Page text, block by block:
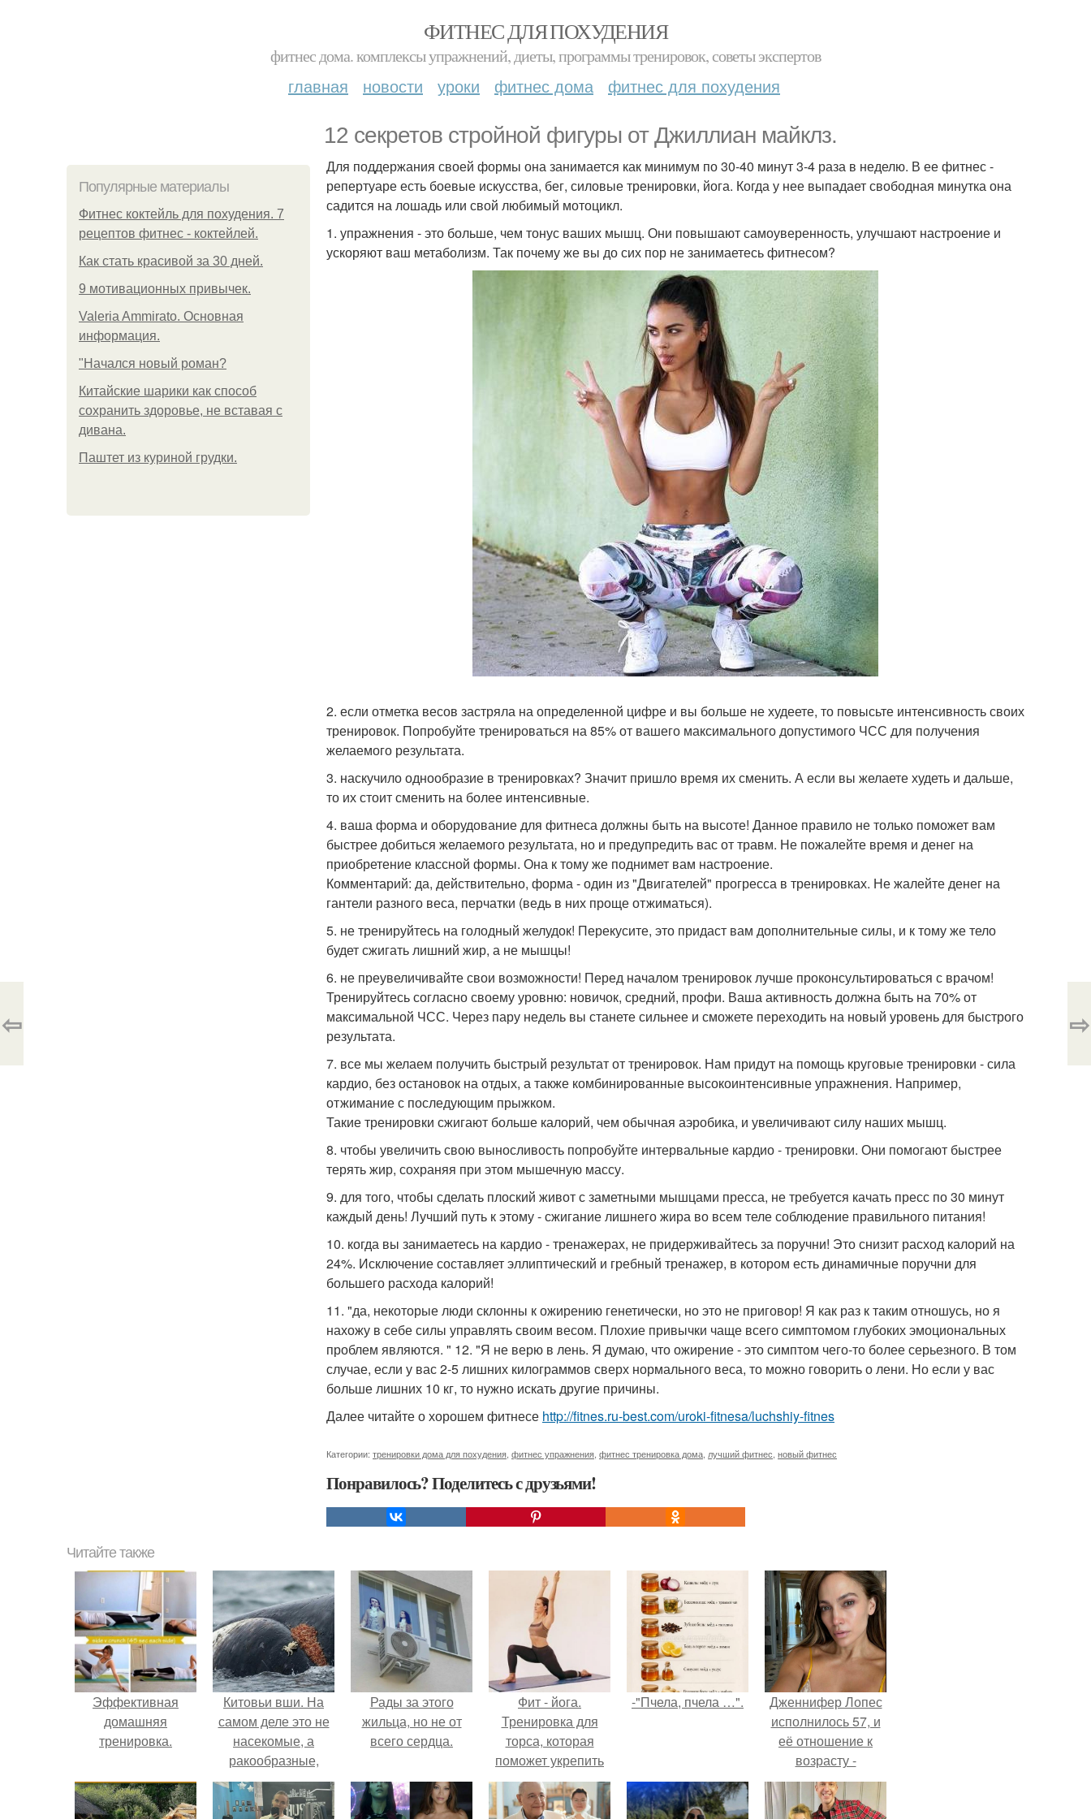
ФИТНЕС ДЛЯ ПОХУДЕНИЯ
фитнес дома. комплексы упражнений, диеты, программы тренировок, советы экспертов
главная новости уроки фитнес дома фитнес для похудения
12 секретов стройной фигуры от Джиллиан майклз.
Популярные материалы
Фитнес коктейль для похудения. 7
рецептов фитнес - коктейлей.
Как стать красивой за 30 дней.
9 мотивационных привычек.
Valeria Ammirato. Основная
информация.
"Начался новый роман?
Китайские шарики как способ
сохранить здоровье, не вставая с
дивана.
Паштет из куриной грудки.
Для поддержания своей формы она занимается как минимум по 30-40 минут 3-4 раза в неделю. В ее фитнес -
репертуаре есть боевые искусства, бег, силовые тренировки, йога. Когда у нее выпадает свободная минутка она
садится на лошадь или свой любимый мотоцикл.
1. упражнения - это больше, чем тонус ваших мышц. Они повышают самоуверенность, улучшают настроение и
ускоряют ваш метаболизм. Так почему же вы до сих пор не занимаетесь фитнесом?
2. если отметка весов застряла на определенной цифре и вы больше не худеете, то повысьте интенсивность своих
тренировок. Попробуйте тренироваться на 85% от вашего максимального допустимого ЧСС для получения
желаемого результата.
3. наскучило однообразие в тренировках? Значит пришло время их сменить. А если вы желаете худеть и дальше,
то их стоит сменить на более интенсивные.
4. ваша форма и оборудование для фитнеса должны быть на высоте! Данное правило не только поможет вам
быстрее добиться желаемого результата, но и предупредить вас от травм. Не пожалейте время и денег на
приобретение классной формы. Она к тому же поднимет вам настроение.
Комментарий: да, действительно, форма - один из "Двигателей" прогресса в тренировках. Не жалейте денег на
гантели разного веса, перчатки (ведь в них проще отжиматься).
5. не тренируйтесь на голодный желудок! Перекусите, это придаст вам дополнительные силы, и к тому же тело
будет сжигать лишний жир, а не мышцы!
6. не преувеличивайте свои возможности! Перед началом тренировок лучше проконсультироваться с врачом!
Тренируйтесь согласно своему уровню: новичок, средний, профи. Ваша активность должна быть на 70% от
максимальной ЧСС. Через пару недель вы станете сильнее и сможете переходить на новый уровень для быстрого
результата.
7. все мы желаем получить быстрый результат от тренировок. Нам придут на помощь круговые тренировки - сила
кардио, без остановок на отдых, а также комбинированные высокоинтенсивные упражнения. Например,
отжимание с последующим прыжком.
Такие тренировки сжигают больше калорий, чем обычная аэробика, и увеличивают силу наших мышц.
8. чтобы увеличить свою выносливость попробуйте интервальные кардио - тренировки. Они помогают быстрее
терять жир, сохраняя при этом мышечную массу.
9. для того, чтобы сделать плоский живот с заметными мышцами пресса, не требуется качать пресс по 30 минут
каждый день! Лучший путь к этому - сжигание лишнего жира во всем теле соблюдение правильного питания!
10. когда вы занимаетесь на кардио - тренажерах, не придерживайтесь за поручни! Это снизит расход калорий на
24%. Исключение составляет эллиптический и гребный тренажер, в котором есть динамичные поручни для
большего расхода калорий!
11. "да, некоторые люди склонны к ожирению генетически, но это не приговор! Я как раз к таким отношусь, но я
нахожу в себе силы управлять своим весом. Плохие привычки чаще всего симптомом глубоких эмоциональных
проблем являются. " 12. "Я не верю в лень. Я думаю, что ожирение - это симптом чего-то более серьезного. В том
случае, если у вас 2-5 лишних килограммов сверх нормального веса, то можно говорить о лени. Но если у вас
больше лишних 10 кг, то нужно искать другие причины.
Далее читайте о хорошем фитнесе http://fitnes.ru-best.com/uroki-fitnesa/luchshiy-fitnes
Категории: тренировки дома для похудения фитнес упражнения фитнес тренировка дома лучший фитнес новый фитнес
Понравилось? Поделитесь с друзьями!
⇦ ⇨
Читайте также
Эффективная
домашняя
тренировка.
Китовьи вши. На
самом деле это не
насекомые, а
ракообразные,
относящиеся к
бокоплавам.
Рады за этого
жильца, но не от
всего сердца.
Фит - йога.
Тренировка для
торса, которая
поможет укрепить
брюшной пресс и
восстановить
-"Пчела, пчела …".
Дженнифер Лопес
исполнилось 57, и
её отношение к
возрасту -
настоящий
манифест